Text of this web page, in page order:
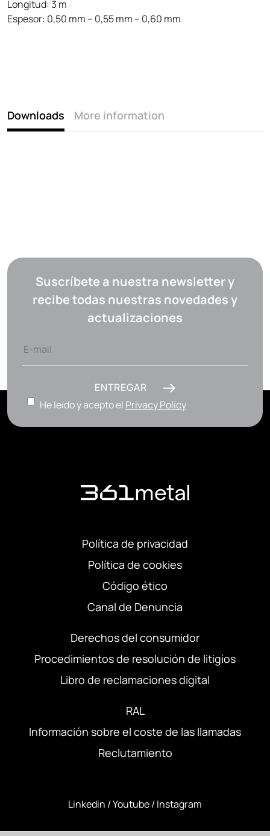
Longitud: 3 m
Espesor: 0,50 mm – 0,55 mm – 0,60 mm
Downloads More information
Suscríbete a nuestra newsletter y
recibe todas nuestras novedades y
actualizaciones
ENTREGAR
He leído y acepto el Privacy Policy
Política de privacidad
Política de cookies
Código ético
Canal de Denuncia
Derechos del consumidor
Procedimientos de resolución de litigios
Libro de reclamaciones digital
RAL
Información sobre el coste de las llamadas
Reclutamiento
Linkedin /Youtube/ Instagram